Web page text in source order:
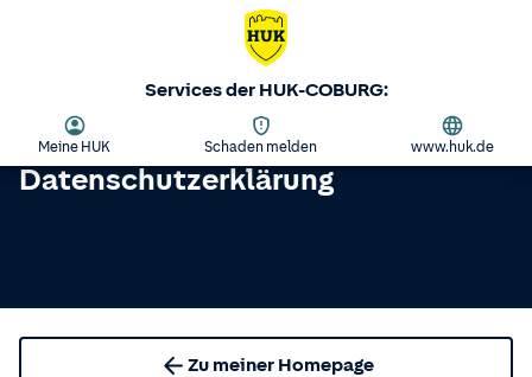
Services der HUK-COBURG:
Meine HUK Schaden melden www.huk.de
Datenschutzerklärung
Zu meiner Homepage